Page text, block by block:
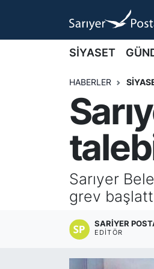
SİYASET
HABERLER
Sarıyer
grev
SARIYER
EDITÖR
AKTUEL
ALT MANŞETLER
EKONOMİ
FOTO GALERİ
GÜNCEL HABERLER
GÜNDEM
İstanbul Nöbetçi
İstanbul Hava Durumu
İstanbul Namaz
İstanbul Trafik
Süper Lig Puan Durumu
Tüm Manşetler
Son Dakika Haberleri
Haber Arşivi